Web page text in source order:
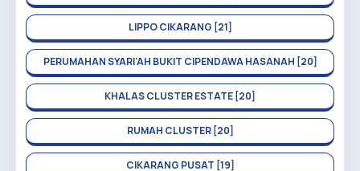
LIPPO CIKARANG [21]
PERUMAHAN SYARI'AH BUKIT CIPENDAWA HASANAH [20]
KHALAS CLUSTER ESTATE [20]
RUMAH CLUSTER [20]
CIKARANG PUSAT [19]